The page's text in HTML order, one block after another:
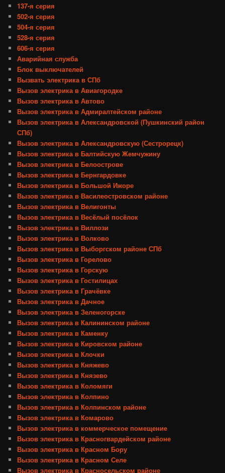
137-я серия
502-я серия
504-я серия
528-я серия
606-я серия
Аварийная служба
Блок выключателей
Вызвать электрика в СПб
Вызов электрика в Авиагородке
Вызов электрика в Автово
Вызов электрика в Адмиралтейском районе
Вызов электрика в Александровской (Пушкинский район
СПб)
Вызов электрика в Александровскую (Сестрорецк)
Вызов электрика в Балтийскую Жемчужину
Вызов электрика в Белоострове
Вызов электрика в Бернгардовке
Вызов электрика в Большой Ижоре
Вызов электрика в Василеостровском районе
Вызов электрика в Велигонты
Вызов электрика в Весёлый посёлок
Вызов электрика в Виллози
Вызов электрика в Волково
Вызов электрика в Выборгском районе СПб
Вызов электрика в Горелово
Вызов электрика в Горскую
Вызов электрика в Гостилицах
Вызов электрика в Грачёвке
Вызов электрика в Дачное
Вызов электрика в Зеленогорске
Вызов электрика в Калининском районе
Вызов электрика в Каменку
Вызов электрика в Кировском районе
Вызов электрика в Клочки
Вызов электрика в Княжево
Вызов электрика в Князево
Вызов электрика в Коломяги
Вызов электрика в Колпино
Вызов электрика в Колпинском районе
Вызов электрика в Комарово
Вызов электрика в коммерческое помещение
Вызов электрика в Красногвардейском районе
Вызов электрика в Красном Бору
Вызов электрика в Красном Селе
Вызов электрика в Красносельском районе